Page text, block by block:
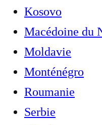
Kosovo
Macédoine du
Moldavie
Monténégro
Roumanie
Serbie